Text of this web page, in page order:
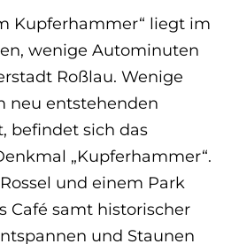
Kupferhammer“ liegt im
wenige Autominuten
Roßlau. Wenige
neu entstehenden
befindet sich das
„Kupferhammer“.
und einem Park
Café samt historischer
und Staunen